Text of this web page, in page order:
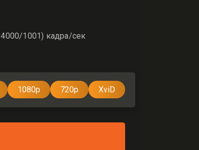
1001) кадра/сек
1080p 720p XviD